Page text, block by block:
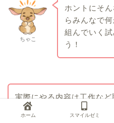
ちゃこ
ホントにそ
らみんなで
組んでいく
う！
実際にやる内容は工作など
い内容じゃ。近年かなり重
ホーム スマイルゼミ